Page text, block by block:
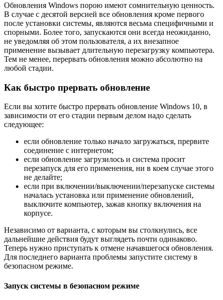
Обновления Windows порою имеют сомнительную ценность.
В случае с десятой версией все обновления кроме первого
после установки системы, являются весьма специфичными и
спорными. Более того, запускаются они всегда неожиданно,
не уведомляя об этом пользователя, а их внезапное
применение вызывает длительную перезагрузку компьютера.
Тем не менее, перервать обновления можно абсолютно на
любой стадии.
Как быстро прервать обновление
Если вы хотите быстро прервать обновление Windows 10, в
зависимости от его стадии первым делом надо сделать
следующее:
если обновление только начало загружаться, прервите
соединение с интернетом;
если обновление загрузилось и система просит
перезапуск для его применения, ни в коем случае этого
не делайте;
если при включении/выключении/перезапуске системы
началась установка или применение обновлений,
выключите компьютер, зажав кнопку включения на
корпусе.
Независимо от варианта, с которым вы столкнулись, все
дальнейшие действия будут выглядеть почти одинаково.
Теперь нужно приступать к отмене начавшегося обновления.
Для последнего варианта проблемы запустите систему в
безопасном режиме.
Запуск системы в безопасном режиме